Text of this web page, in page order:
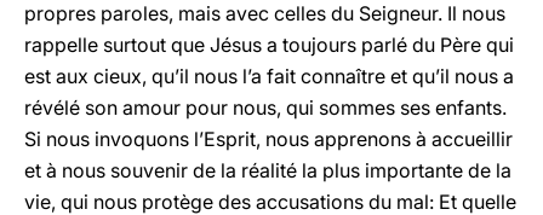
propres paroles, mais avec celles du Seigneur. Il nous
rappelle surtout que Jésus a toujours parlé du Père qui
est aux cieux, qu’il nous l’a fait connaître et qu’il nous a
révélé son amour pour nous, qui sommes ses enfants.
Si nous invoquons l’Esprit, nous apprenons à accueillir
et à nous souvenir de la réalité la plus importante de la
vie, qui nous protège des accusations du mal: Et quelle